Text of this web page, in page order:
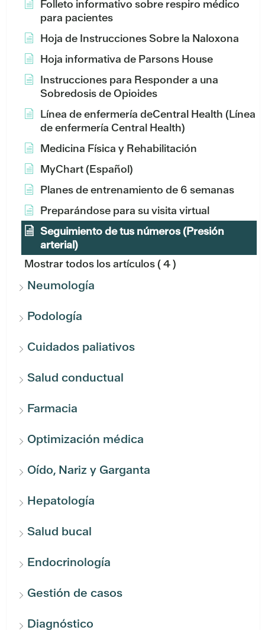
Folleto informativo sobre respiro médico
para pacientes
Hoja de Instrucciones Sobre la Naloxona
Hoja informativa de Parsons House
Instrucciones para Responder a una
Sobredosis de Opioides
Línea de enfermería deCentral Health (Línea
de enfermería Central Health)
Medicina Física y Rehabilitación
MyChart (Español)
Planes de entrenamiento de 6 semanas
Preparándose para su visita virtual
Seguimiento de tus números (Presión
arterial)
Mostrar todos los artículos( 4 )
Neumología
Podología
Cuidados paliativos
Salud conductual
Farmacia
Optimización médica
Oído, Nariz y Garganta
Hepatología
Salud bucal
Endocrinología
Gestión de casos
Diagnóstico